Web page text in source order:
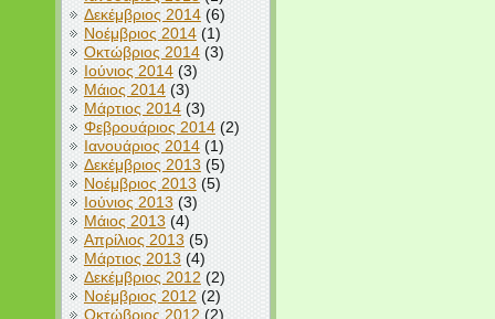
Δεκέμβριος 2014(6)
Νοέμβριος 2014(1)
Οκτώβριος 2014(3)
Ιούνιος 2014(3)
Μάιος 2014(3)
Μάρτιος 2014(3)
Φεβρουάριος 2014(2)
Ιανουάριος 2014(1)
Δεκέμβριος 2013 (5)
Νοέμβριος 2013(5)
Ιούνιος 2013(3)
Μάιος 2013(4)
Απρίλιος 2013 (5)
Μάρτιος 2013 (4)
Δεκέμβριος 2012 (2)
Νοέμβριος 2012 (2)
Οκτώβριος 2012 (2)